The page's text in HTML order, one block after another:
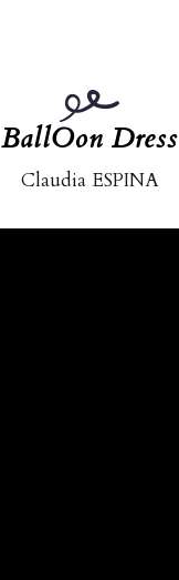
BallOon Dress
Claudia ESPINA